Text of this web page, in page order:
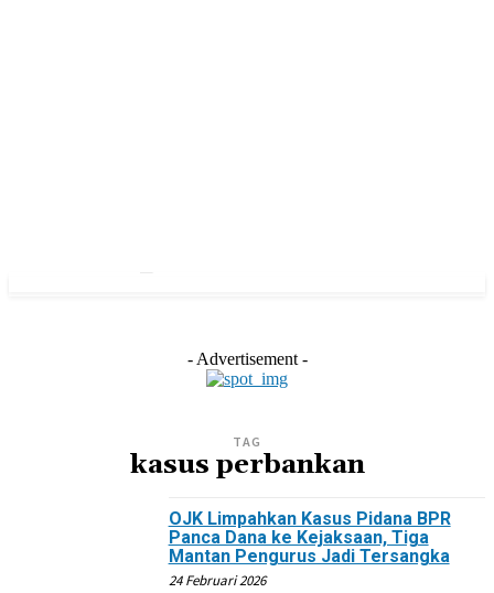
- Advertisement -
TAG
kasus perbankan
OJK Limpahkan Kasus Pidana BPR
Panca Dana ke Kejaksaan, Tiga
Mantan Pengurus Jadi Tersangka
24 Februari 2026